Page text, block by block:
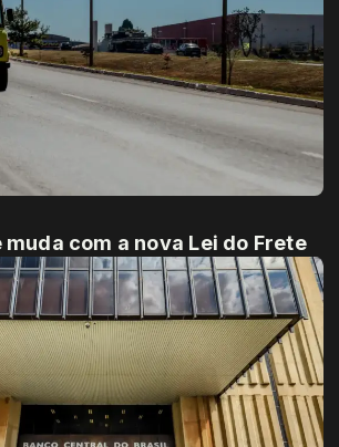
muda com a nova Lei do Frete